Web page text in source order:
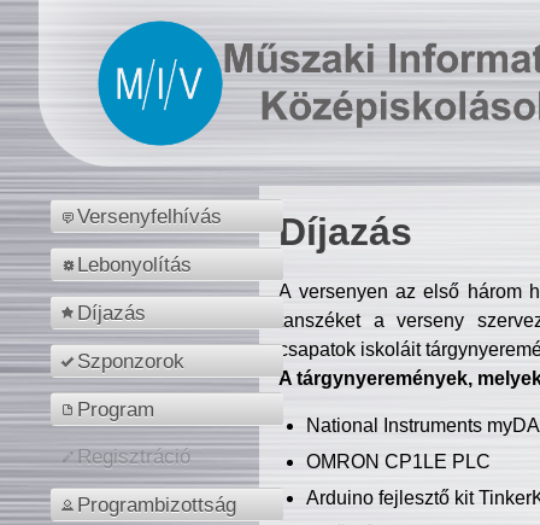
Versenyfelhívás
Lebonyolítás
Díjazás
Szponzorok
Program
Regisztráció
Programbizottság
Díjazás
A versenyen az első három
tanszéket a verseny
csapatok iskoláit
A tárgynyeremények,
National Instruments
OMRON CP1LE PLC
Arduino fejlesztő kit